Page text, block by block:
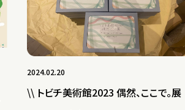
2024.02.20
\\ トビチ美術館2023 偶然、ここで。展